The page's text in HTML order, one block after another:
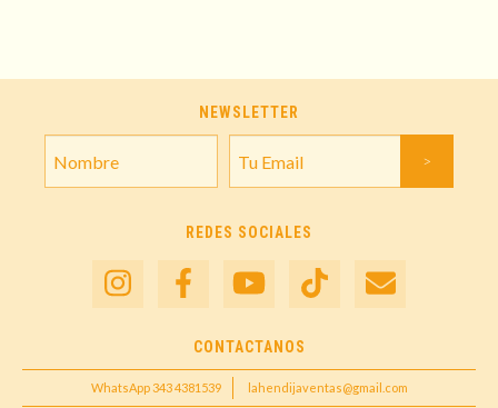
NEWSLETTER
REDES SOCIALES
CONTACTANOS
WhatsApp 343 4381539 lahendijaventas@gmail.com